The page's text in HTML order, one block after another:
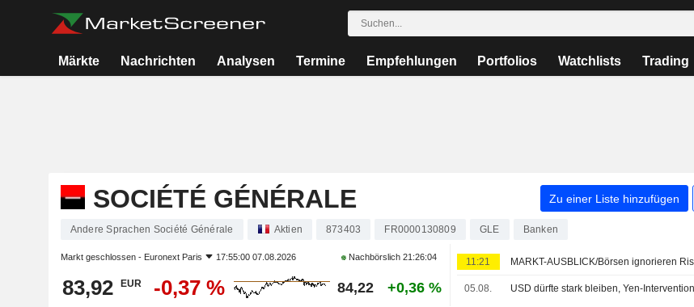
Märkte Nachrichten Analysen Termine Empfehlungen Portfolios Watchlists Trading
SOCIÉTÉ GÉNÉRALE Zu einer Liste hinzufügen
Andere Sprachen Société Générale Aktien 873403 FR0000130809 GLE Banken
Markt geschlossen - Euronext Paris 17:55:00 07.08.2026 Nachbörslich21:26:04
83,92 EUR -0,37 % 84,22 +0,36 %
11:21
05.08.